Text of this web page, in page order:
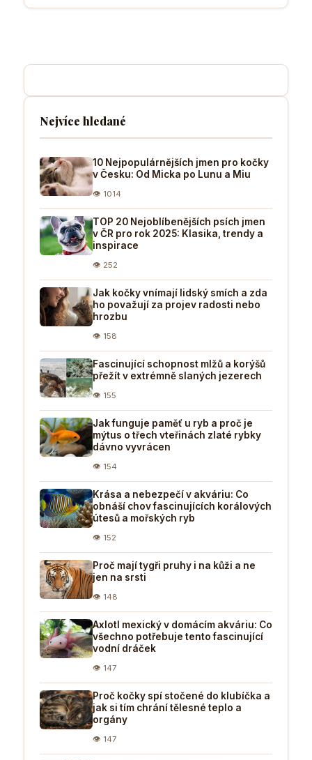
Nejvíce hledané
10 Nejpopulárnějších jmen pro kočky
v Česku: Od Micka po Lunu a Miu
👁 1014
TOP 20 Nejoblíbenějších psích jmen
v ČR pro rok 2025: Klasika, trendy a
inspirace
👁 252
Jak kočky vnímají lidský smích a zda
ho považují za projev radosti nebo
hrozbu
👁 158
Fascinující schopnost mlžů a korýšů
přežít v extrémně slaných jezerech
👁 155
Jak funguje paměť u ryb a proč je
mýtus o třech vteřinách zlaté rybky
dávno vyvrácen
👁 154
Krása a nebezpečí v akváriu: Co
obnáší chov fascinujících korálových
útesů a mořských ryb
👁 152
Proč mají tygři pruhy i na kůži a ne
jen na srsti
👁 148
Axlotl mexický v domácím akváriu: Co
všechno potřebuje tento fascinující
vodní dráček
👁 147
Proč kočky spí stočené do klubíčka a
jak si tím chrání tělesné teplo a
orgány
👁 147